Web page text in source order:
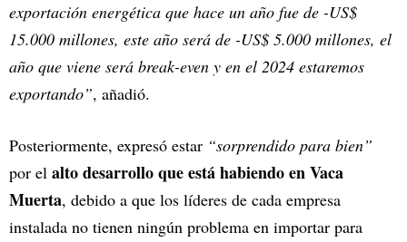
exportación energética que hace un año fue de -US$
15.000 millones, este año será de -US$ 5.000 millones, el
año que viene será break-even y en el 2024 estaremos
exportando”, añadió.
Posteriormente, expresó estar “sorprendido para bien”
por el alto desarrollo que está habiendo en Vaca
Muerta, debido a que los líderes de cada empresa
instalada no tienen ningún problema en importar para